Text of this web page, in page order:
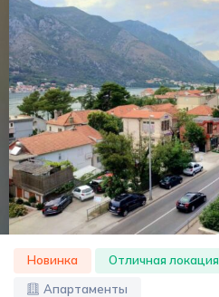
Новинка Отличная локация
Апартаменты